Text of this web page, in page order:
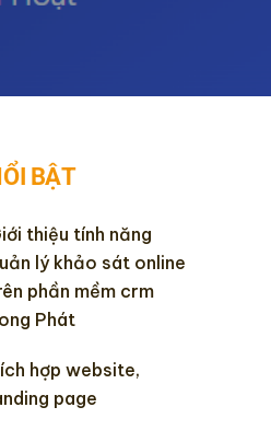
BẬT
thiệu tính năng
lý khảo sát online
phần mềm crm
Phát
hợp website,
page